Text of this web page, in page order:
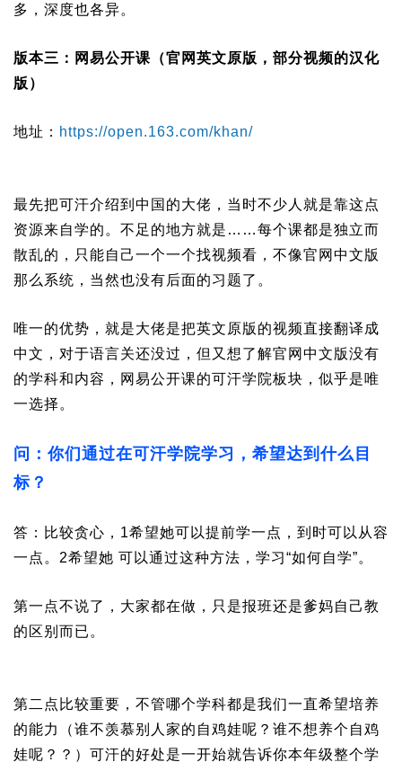
多，深度也各异。
版本三：网易公开课（官网英文原版，部分视频的汉化
版）
地址： https://open.163.com/khan/
最先把可汗介绍到中国的大佬，当时不少人就是靠这点
资源来自学的。不足的地方就是……每个课都是独立而
散乱的，只能自己一个一个找视频看，不像官网中文版
那么系统，当然也没有后面的习题了。
唯一的优势，就是大佬是把英文原版的视频直接翻译成
中文，对于语言关还没过，但又想了解官网中文版没有
的学科和内容，网易公开课的可汗学院板块，似乎是唯
一选择。
问：你们通过在可汗学院学习，希望达到什么目
标？
答：比较贪心，1希望她可以提前学一点，到时可以从容
一点。2希望她 可以通过这种方法，学习“如何自学”。
第一点不说了，大家都在做，只是报班还是爹妈自己教
的区别而已。
第二点比较重要，不管哪个学科都是我们一直希望培养
的能力（谁不羡慕别人家的自鸡娃呢？谁不想养个自鸡
娃呢？？）可汗的好处是一开始就告诉你本年级整个学